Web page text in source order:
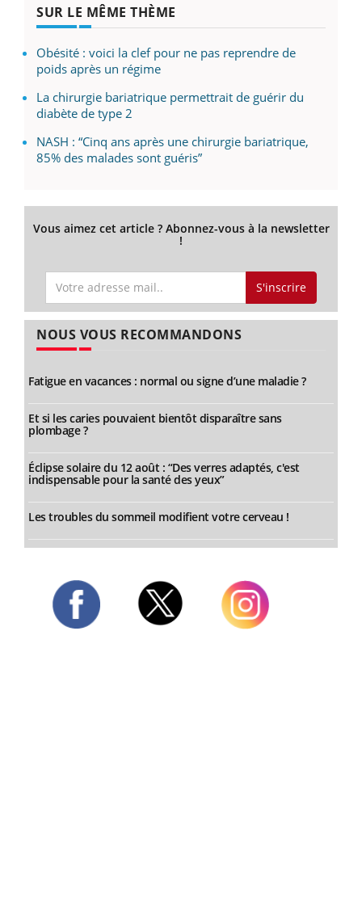
SUR LE MÊME THÈME
Obésité : voici la clef pour ne pas reprendre de
poids après un régime
La chirurgie bariatrique permettrait de guérir du
diabète de type 2
NASH : “Cinq ans après une chirurgie bariatrique,
85% des malades sont guéris”
Vous aimez cet article ? Abonnez-vous à la newsletter
!
S'inscrire
NOUS VOUS RECOMMANDONS
Fatigue en vacances : normal ou signe d’une maladie ?
Et si les caries pouvaient bientôt disparaître sans
plombage ?
Éclipse solaire du 12 août : “Des verres adaptés, c'est
indispensable pour la santé des yeux”
Les troubles du sommeil modifient votre cerveau !